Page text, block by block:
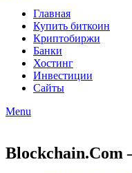
Главная
Купить биткоин
Криптобиржи
Банки
Хостинг
Инвестиции
Сайты
Menu
Blockchain.Com